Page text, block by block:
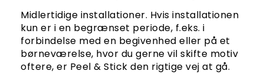
Midlertidige installationer. Hvis installationen
kun er i en begrænset periode, f.eks. i
forbindelse med en begivenhed eller på et
børneværelse, hvor du gerne vil skifte motiv
oftere, er Peel & Stick den rigtige vej at gå.